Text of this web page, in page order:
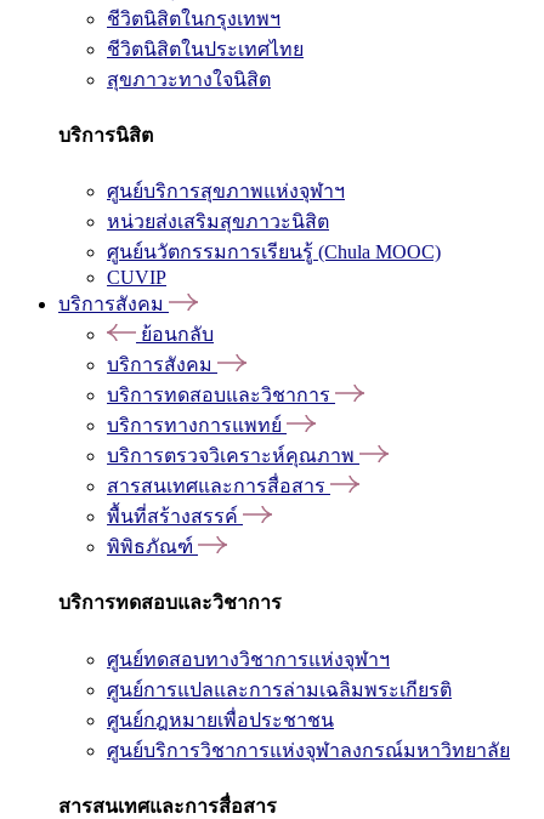
ชีวิตนิสิตในกรุงเทพฯ
ชีวิตนิสิตในประเทศไทย
สุขภาวะทางใจนิสิต
บริการนิสิต
ศูนย์บริการสุขภาพแห่งจุฬาฯ
หน่วยส่งเสริมสุขภาวะนิสิต
ศูนย์นวัตกรรมการเรียนรู้ (Chula MOOC)
CUVIP
บริการสังคม
ย้อนกลับ
บริการสังคม
บริการทดสอบและวิชาการ
บริการทางการแพทย์
บริการตรวจวิเคราะห์คุณภาพ
สารสนเทศและการสื่อสาร
พื้นที่สร้างสรรค์
พิพิธภัณฑ์
บริการทดสอบและวิชาการ
ศูนย์ทดสอบทางวิชาการแห่งจุฬาฯ
ศูนย์การแปลและการล่ามเฉลิมพระเกียรติ
ศูนย์กฎหมายเพื่อประชาชน
ศูนย์บริการวิชาการแห่งจุฬาลงกรณ์มหาวิทยาลัย
สารสนเทศและการสื่อสาร